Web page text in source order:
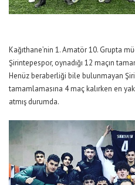
Kağıthane’nin 1. Amatör 10. Grupta
Şirintepespor, oynadığı 12 maçın
Henüz beraberliği bile bulunmayan
tamamlamasına 4 maç kalırken en
atmış durumda.